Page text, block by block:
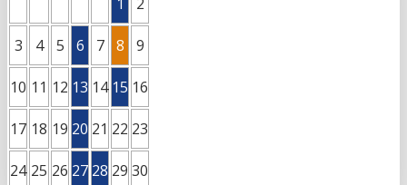
Integruotos muziejinės pamokos
3 4 5 6 7 8 9
10 11 12 13 14 15 16
17 18 19 20 21 22 23
24 25 26 27 28 29 30